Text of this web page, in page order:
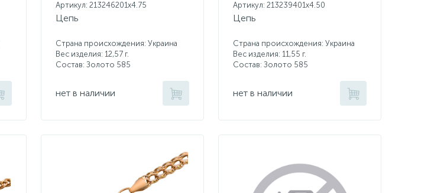
Артикул: 213246201x4.75
Цепь
Страна происхождения: Украина
Вес изделия: 12,57 г.
Состав: Золото 585
нет в наличии
Артикул: 213239401x4.50
Цепь
Страна происхождения: Украина
Вес изделия: 11,55 г.
Состав: Золото 585
нет в наличии